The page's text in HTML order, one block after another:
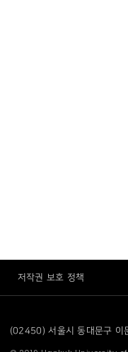
저작권 보호 정책
(02450) 서울시 동대문구